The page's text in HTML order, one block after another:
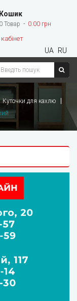
Кошик
0 Товар 0.00 грн
UA RU
Куточки для кахлю